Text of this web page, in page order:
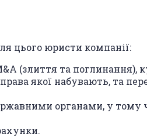
цього юристи компанії:
(злиття та поглинання),
якої набувають, та
органами, у тому